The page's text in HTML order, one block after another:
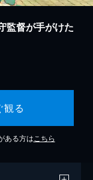
監督が手がけた
観る
ある方は こちら